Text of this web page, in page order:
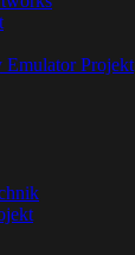
Projekt